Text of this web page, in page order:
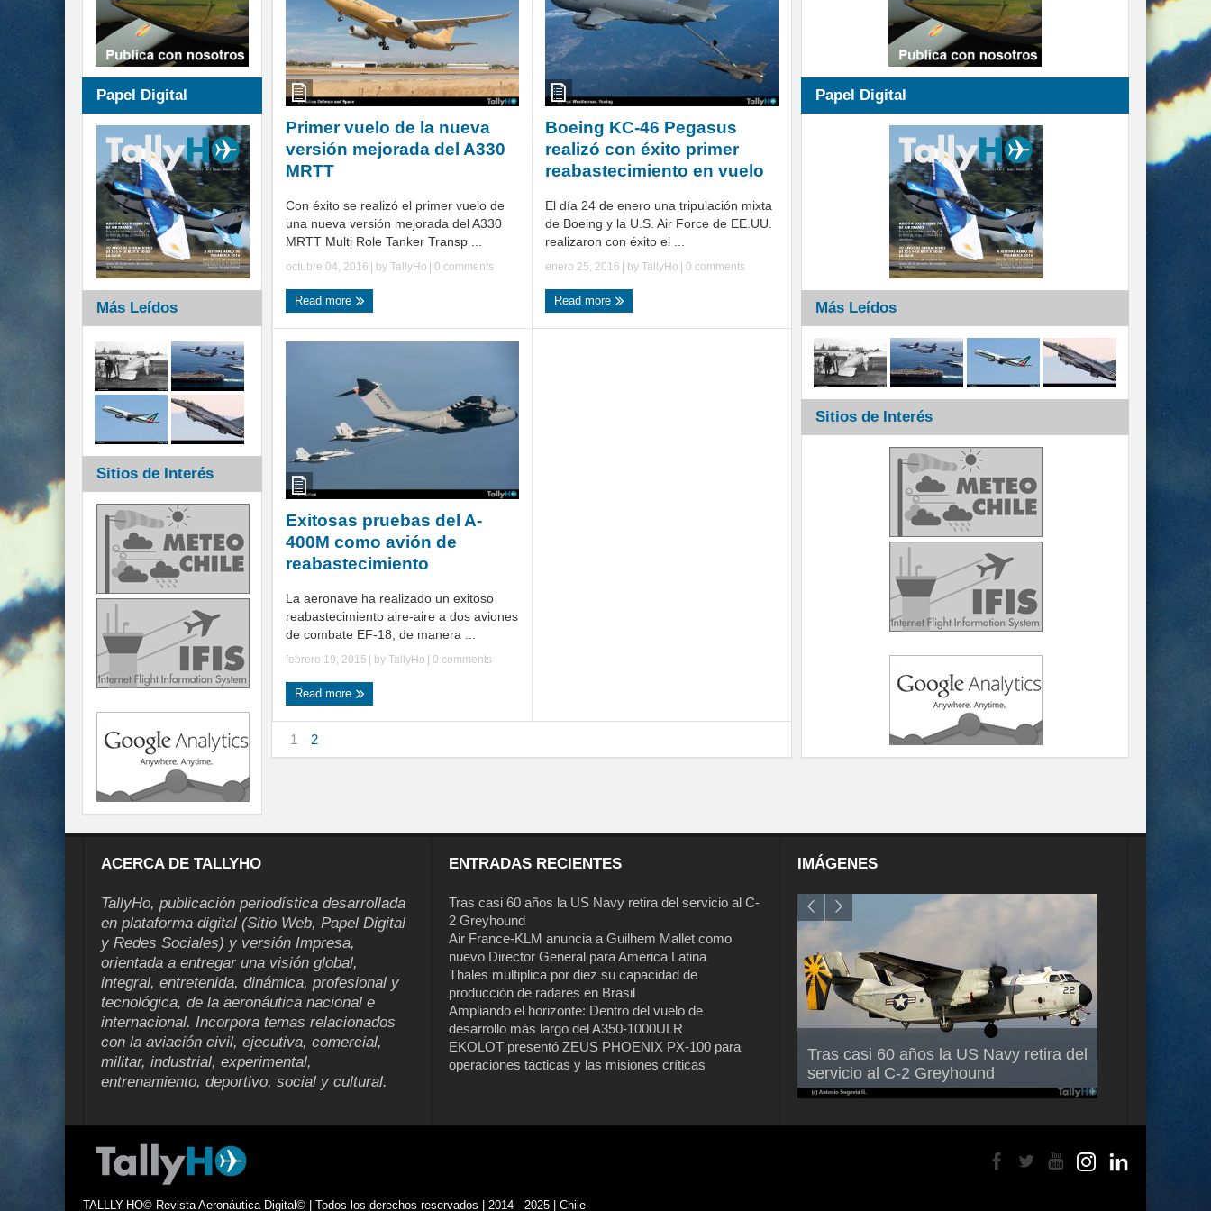
Primer vuelo de la nueva
versión mejorada del A330
MRTT
Con éxito se realizó el primer vuelo de
una nueva versión mejorada del A330
MRTT Multi Role Tanker Transp ...
octubre 04, 2016 | by TallyHo 0 comments
Read more
Boeing KC-46 Pegasus
realizó con éxito primer
reabastecimiento en vuelo
El día 24 de enero una tripulación mixta
de Boeing y la U.S. Air Force de EE.UU.
realizaron con éxito el ...
enero 25, 2016 | by TallyHo 0 comments
Read more
Exitosas pruebas del A-
400M como avión de
reabastecimiento
La aeronave ha realizado un exitoso
reabastecimiento aire-aire a dos aviones
de combate EF-18, de manera ...
febrero 19, 2015 | by TallyHo | 0 comments
Read more
1 2
Papel Digital
Más Leídos
Sitios de Interés
Papel Digital
Más Leídos
Sitios de Interés
ACERCA DE TALLYHO
TallyHo, publicación periodística desarrollada
en plataforma digital (Sitio Web, Papel Digital
y Redes Sociales) y versión Impresa,
orientada a entregar una visión global,
integral, entretenida, dinámica, profesional y
tecnológica, de la aeronáutica nacional e
internacional. Incorpora temas relacionados
con la aviación civil, ejecutiva, comercial,
militar, industrial, experimental,
entrenamiento, deportivo, social y cultural.
ENTRADAS RECIENTES
Tras casi 60 años la US Navy retira del servicio al C-
2 Greyhound
Air France-KLM anuncia a Guilhem Mallet como
nuevo Director General para América Latina
Thales multiplica por diez su capacidad de
producción de radares en Brasil
Ampliando el horizonte: Dentro del vuelo de
desarrollo más largo del A350-1000ULR
EKOLOT presentó ZEUS PHOENIX PX-100 para
operaciones tácticas y las misiones críticas
IMÁGENES
Tras casi 60 años la US Navy retira del
servicio al C-2 Greyhound
Air France-KLM anuncia a Guilhem
Mallet como nuevo Director General
para América Latina
TALLLY-HO© Revista Aeronáutica Digital© | Todos los derechos reservados | 2014 - 2025 | Chile